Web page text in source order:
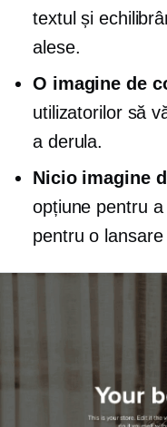
textul și
alese.
O imagine de
utilizatorilor să
a derula.
Nicio imagine
opțiune pentru
pentru o